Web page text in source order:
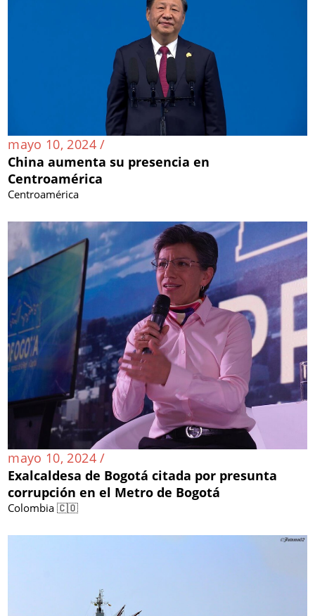
mayo 10, 2024 /
China aumenta su presencia en
Centroamérica
Centroamérica
mayo 10, 2024 /
Exalcaldesa de Bogotá citada por presunta
corrupción en el Metro de Bogotá
Colombia 🇨🇴